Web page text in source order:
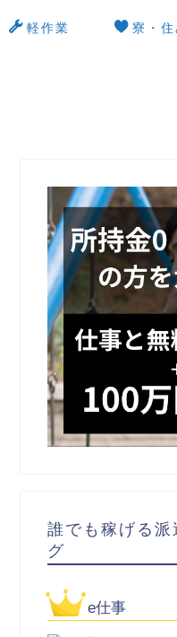
軽作業 寮・
誰でも稼げる
グ
e仕事